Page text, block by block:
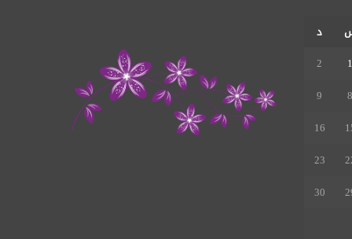
د
1
2
8
9
16
23
30